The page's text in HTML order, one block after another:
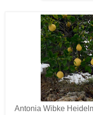
Antonia Wibke